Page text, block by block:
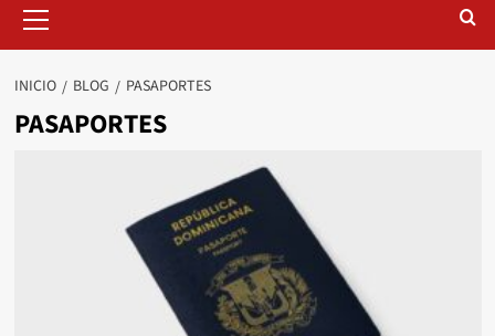
INICIO BLOG PASAPORTES
PASAPORTES